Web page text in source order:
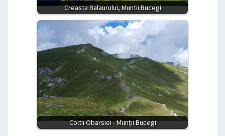
Creasta Balaurului, Muntii Bucegi
Coltii Obarsiei - Munții Bucegi